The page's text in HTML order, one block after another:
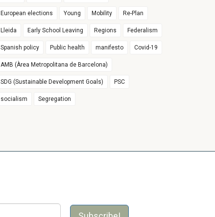
European elections Young Mobility Re-Plan
Lleida Early School Leaving Regions Federalism
Spanish policy Public health manifesto Covid-19
AMB (Àrea Metropolitana de Barcelona)
SDG (Sustainable Development Goals) PSC
socialism Segregation